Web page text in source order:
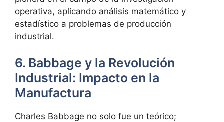
operativa, aplicando análisis matemático y
estadístico a problemas de producción
industrial.
6. Babbage y la Revolución
Industrial: Impacto en la
Manufactura
Charles Babbage no solo fue un teórico;